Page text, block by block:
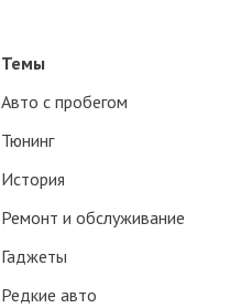
Темы
Авто с пробегом
Тюнинг
История
Ремонт и обслуживание
Гаджеты
Редкие авто